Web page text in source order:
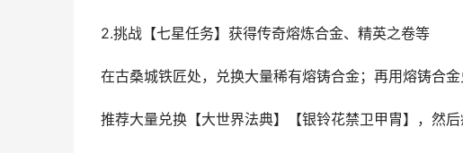
2.挑战【七星任务】获得传奇熔炼合金、精英之卷等
在古桑城铁匠处，兑换大量稀有熔铸合金；再用熔铸合
推荐大量兑换【大世界法典】【银铃花禁卫甲胄】，然后